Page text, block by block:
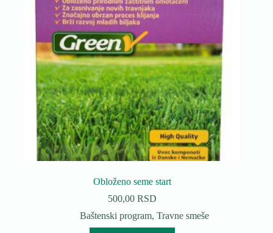
na
stranici
proizvoda.
Obloženo seme start
500,00RSD
Baštenski program,Travne smeše